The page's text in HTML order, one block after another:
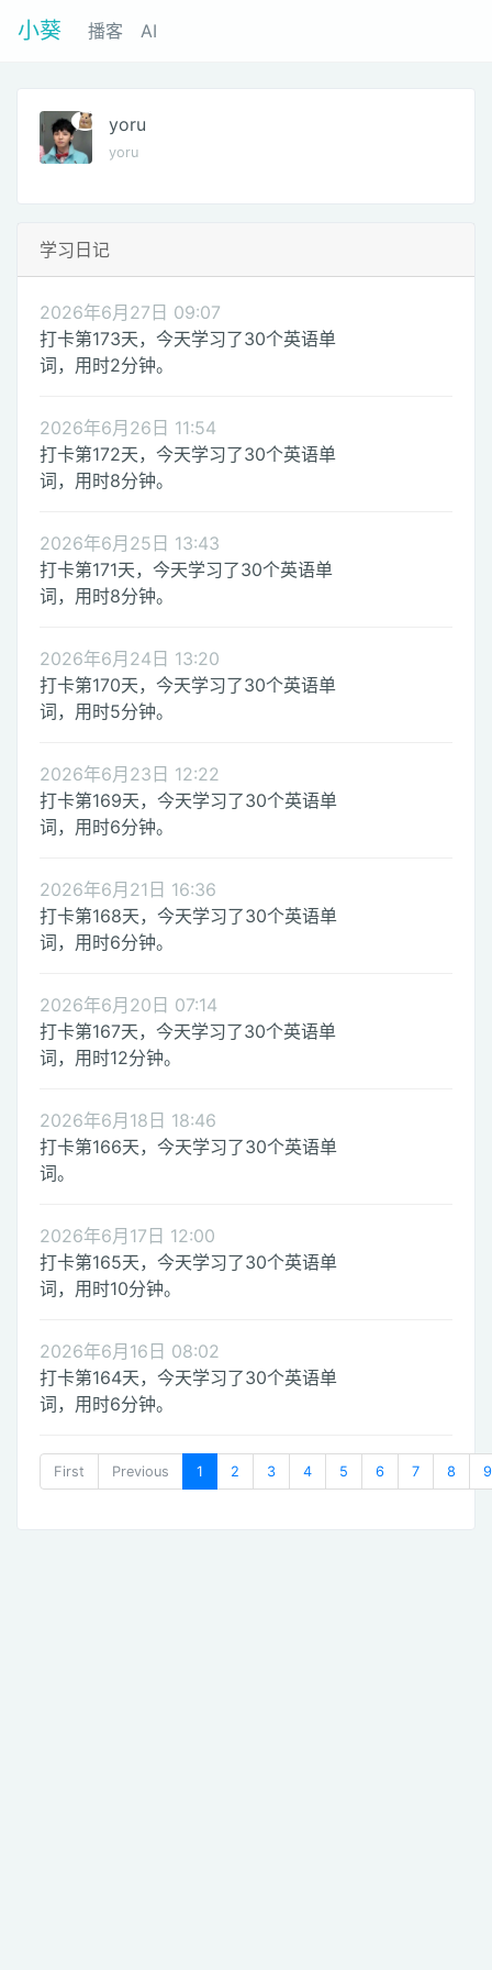
小葵 播客 AI
yoru
yoru
学习日记
2026年6月27日 09:07
打卡第173天，今天学习了30个英语单
词，用时2分钟。
2026年6月26日 11:54
打卡第172天，今天学习了30个英语单
词，用时8分钟。
2026年6月25日 13:43
打卡第171天，今天学习了30个英语单
词，用时8分钟。
2026年6月24日 13:20
打卡第170天，今天学习了30个英语单
词，用时5分钟。
2026年6月23日 12:22
打卡第169天，今天学习了30个英语单
词，用时6分钟。
2026年6月21日 16:36
打卡第168天，今天学习了30个英语单
词，用时6分钟。
2026年6月20日 07:14
打卡第167天，今天学习了30个英语单
词，用时12分钟。
2026年6月18日 18:46
打卡第166天，今天学习了30个英语单
词。
2026年6月17日 12:00
打卡第165天，今天学习了30个英语单
词，用时10分钟。
2026年6月16日 08:02
打卡第164天，今天学习了30个英语单
词，用时6分钟。
First Previous 1 2 3 4 5 6 7 8 9